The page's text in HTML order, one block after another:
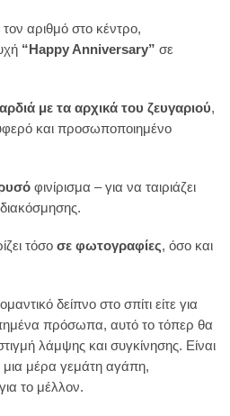
αριθμό στο κέντρο,
“Happy Anniversary” σε
με τα αρχικά του ζευγαριού,
και προσωποποιημένο
φινίρισμα – για να ταιριάζει
τόσο σε φωτογραφίες, όσο και
δείπνο στο σπίτι είτε για
πρόσωπα, αυτό το τόπερ θα
λάμψης και συγκίνησης. Είναι
μια μέρα γεμάτη αγάπη,
το μέλλον.